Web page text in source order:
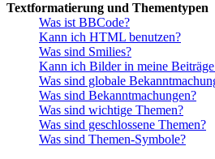
Textformatierung und Thementypen
Was ist BBCode?
Kann ich HTML benutzen?
Was sind Smilies?
Kann ich Bilder in meine
Was sind globale
Was sind Bekanntmachungen?
Was sind wichtige Themen?
Was sind geschlossene Themen?
Was sind Themen-Symbole?